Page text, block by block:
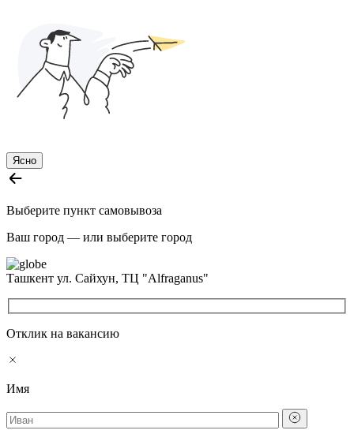
Ясно
Выберите пункт самовывоза
Ваш город — или выберите город
Ташкент ул. Сайхун, ТЦ "Alfraganus"
Отклик на вакансию
Имя